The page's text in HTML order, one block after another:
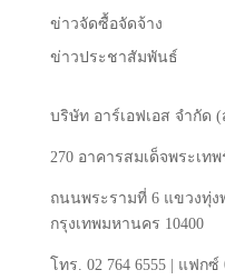
ข่าวจัดซื้อจัดจ้าง
ข่าวประชาสัมพันธ์
บริษัท อาร์เอฟเอส จำกัด (
270 อาคารสมเด็จพระเท
ถนนพระรามที่6 แขวงทุ่
กรุงเทพมหานคร 10400
โทร . 02 764 6555 | แฟกซ์